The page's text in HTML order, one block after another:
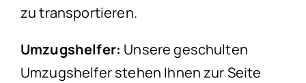
zu transportieren.
Umzugshelfer: Unsere geschulten
Umzugshelfer stehen Ihnen zur Seite